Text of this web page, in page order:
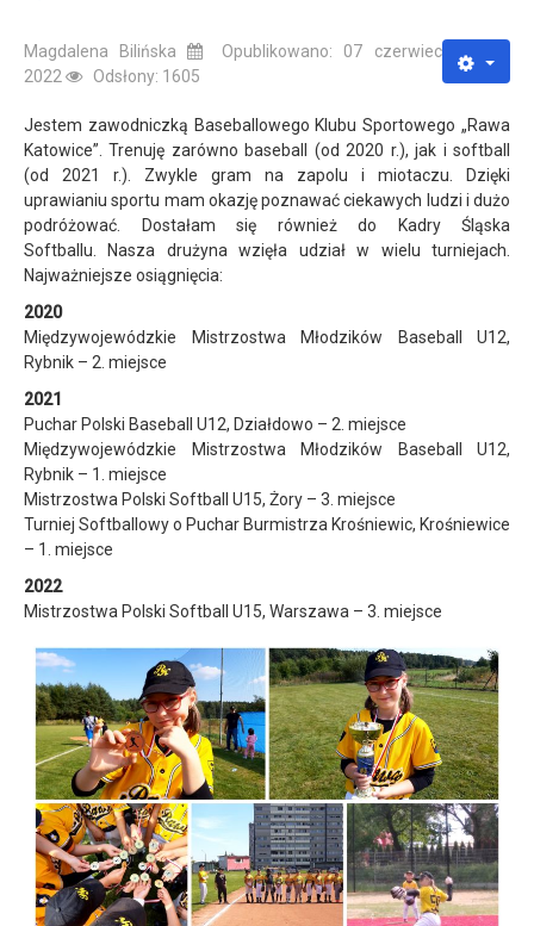
Magdalena Bilińska
Opublikowano: 07 czerwiec
2022
Odsłony: 1605
Jestem zawodniczką Baseballowego Klubu Sportowego „Rawa
Katowice”. Trenuję zarówno baseball (od 2020 r.), jak i softball
(od 2021 r.). Zwykle gram na zapolu i miotaczu. Dzięki
uprawianiu sportu mam okazję poznawać ciekawych ludzi i dużo
podróżować. Dostałam się również do Kadry Śląska
Softballu. Nasza drużyna wzięła udział w wielu turniejach.
Najważniejsze osiągnięcia:
2020
Międzywojewódzkie Mistrzostwa Młodzików Baseball U12,
Rybnik – 2. miejsce
2021
Puchar Polski Baseball U12, Działdowo – 2. miejsce
Międzywojewódzkie Mistrzostwa Młodzików Baseball U12,
Rybnik – 1. miejsce
Mistrzostwa Polski Softball U15, Żory – 3. miejsce
Turniej Softballowy o Puchar Burmistrza Krośniewic, Krośniewice
– 1. miejsce
2022
Mistrzostwa Polski Softball U15, Warszawa – 3. miejsce